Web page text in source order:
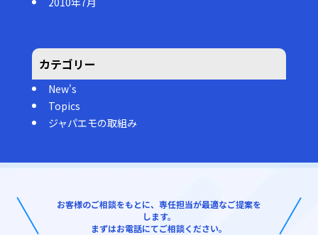
カテゴリー
New's
Topics
ジャパエモの取組み
お客様のご相談をもとに、専任担当が最適なご提案を
します。
まずはお電話にてご相談ください。